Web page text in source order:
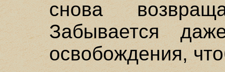
снова
Забывается
освобождения,